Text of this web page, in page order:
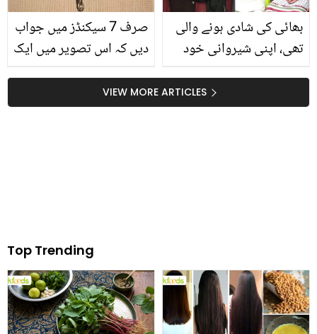
صرف 7 سیکنڈز میں جواب
دیں کہ اس تصویر میں ایک
فیصد لوگ نہیں دے پاتے
بھائی کی شادی ہونے والی
تھی، اپنی شیروانی خود
بیوی نے ڈیلیوری بوائے کو
ابدی نیند کیوں سُلا دیا؟
VIEW MORE ARTICLES
Top Trending